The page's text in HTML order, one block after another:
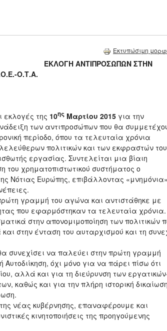
Εκτυπώσιμη
ΑΝΤΙΠΡΟΣΩΠΩΝ ΣΤΗΝ
Ο.Τ.A.
εκλογές της 10ης Μαρτίου 2015 για την
των αντιπροσώπων που θα
περίοδο, όπου τα τελευταία χρόνια
πολιτικών και των εκφραστών
εργασίας. Συντελείται μια βίαιη
χρηματοπιστωτικού συστήματος ο
Νότιας Ευρώπης, επιβάλλοντας
γραμμή του αγώνα και αντιστάθηκε με
που εφαρμόστηκαν τα τελευταία
στην απονομιμοποίηση των πολιτικών
στην ένταση του αυταρχισμού και τη
συνεχίσει να παλεύει στην πρώτη γραμμή
όχι μόνο για να πάρει πίσω ότι
αλλά και για τη διεύρυνση των
καθώς και για την πλήρη ιστορική
νέας κυβέρνησης, επαναφέρουμε και
κινητοποιήσεις της προηγούμενης